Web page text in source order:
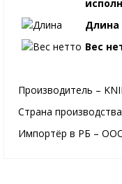
Длина
Вес
Производитель –
Страна
Импортёр в РБ –